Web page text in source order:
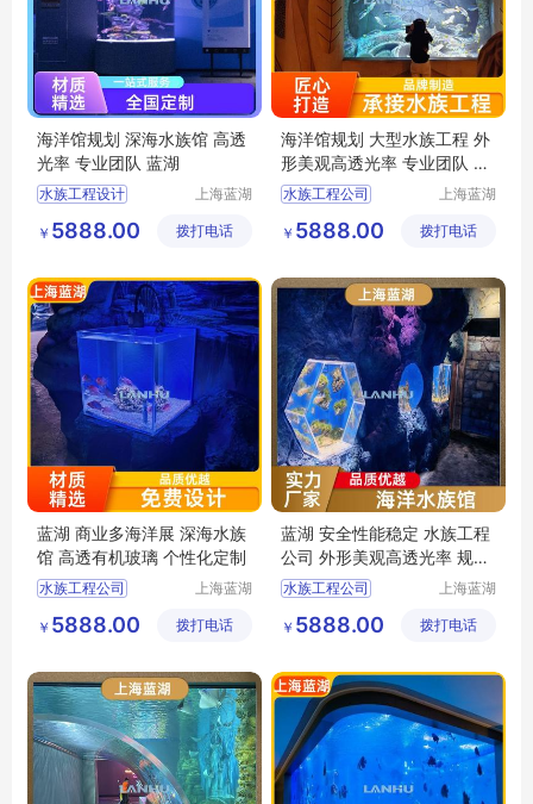
海洋馆规划 深海水族馆 高透
光率 专业团队 蓝湖
水族工程设计
水族工程
深海水族馆
上海蓝湖
有限公司
￥ 5888.00 拨打电话
海洋馆规划 大型水族工程 外
形美观高透光率 专业团队 蓝
湖
水族工程公司
水族工程
深海水族馆
上海蓝湖
有限公司
￥ 5888.00 拨打电话
蓝湖 商业多海洋展 深海水族
馆 高透有机玻璃 个性化定制
水族工程公司
水族工程
海洋水族馆
上海蓝湖
有限公司
￥ 5888.00 拨打电话
蓝湖 安全性能稳定 水族工程
公司 外形美观高透光率 规格
齐全
水族工程公司
水族工程
上海水族馆
上海蓝湖
有限公司
￥ 5888.00 拨打电话